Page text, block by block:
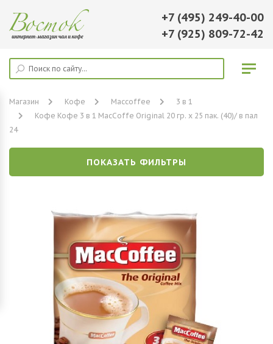
+7 (495) 249-40-00
+7 (925) 809-72-42
Магазин Кофе Maccoffee
3 в 1
Кофе Кофе 3 в 1 MacCoffe Original 20 гр. х 25 пак. (40)/ в пал
24
ПОКАЗАТЬ ФИЛЬТРЫ